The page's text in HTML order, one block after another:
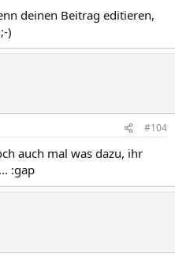
deinen Beitrag editieren,
)
#104
auch mal was dazu, ihr
:gap